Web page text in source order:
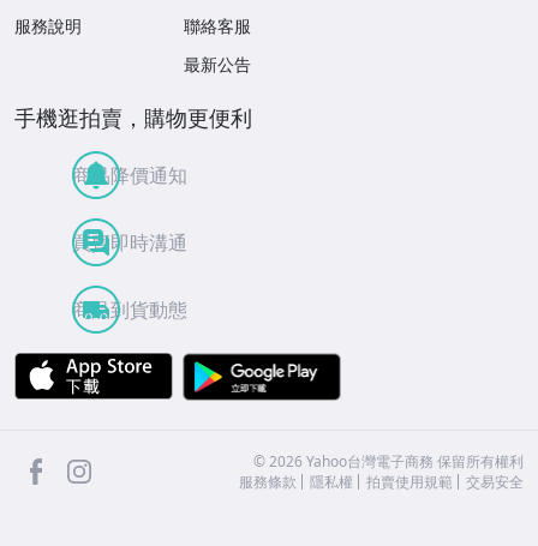
服務說明
聯絡客服
最新公告
手機逛拍賣，購物更便利
商品降價通知
買賣即時溝通
商品到貨動態
APP Store
facebook ©2026 Yahoo台灣電子商務 保留所有權利
服務條款
隱私權 拍賣使用規範 交易安全